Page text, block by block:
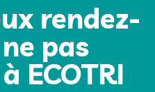
rendez-
pas
ECOTRI